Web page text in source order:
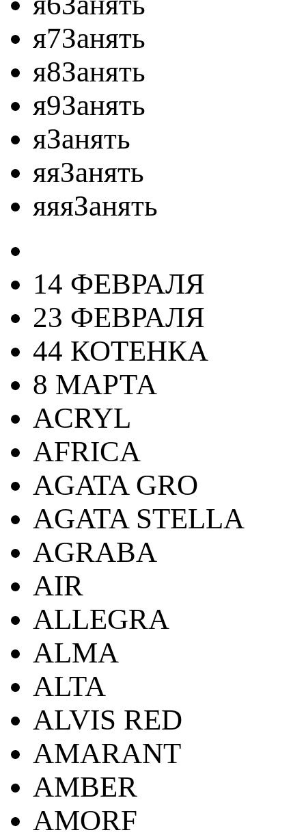
я7Занять
я8Занять
я9Занять
яЗанять
яяЗанять
яяяЗанять
14 ФЕВРАЛЯ
23 ФЕВРАЛЯ
44 КОТЕНКА
8 МАРТА
ACRYL
AFRICA
AGATA GRO
AGATA STELLA
AGRABA
AIR
ALLEGRA
ALMA
ALTA
ALVIS RED
AMARANT
AMBER
AMORF